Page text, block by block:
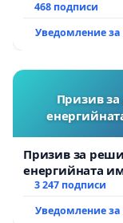
468 подписи
Уведомление за
Призив
Призив за
енергийната
3 247 подписи
Уведомление за